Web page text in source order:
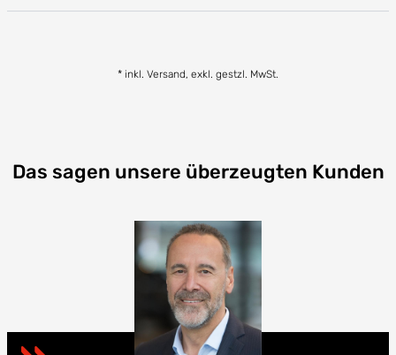
* inkl. Versand, exkl. gestzl. MwSt.
Das sagen unsere überzeugten Kunden